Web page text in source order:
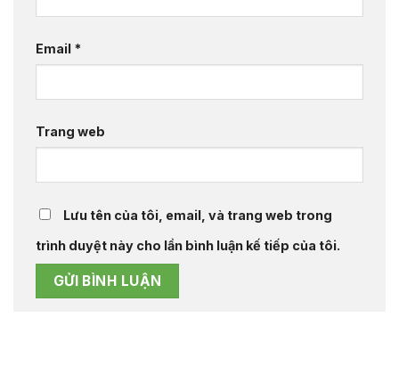
Email *
Trang web
Lưu tên của tôi, email, và trang web trong
trình duyệt này cho lần bình luận kế tiếp của tôi.